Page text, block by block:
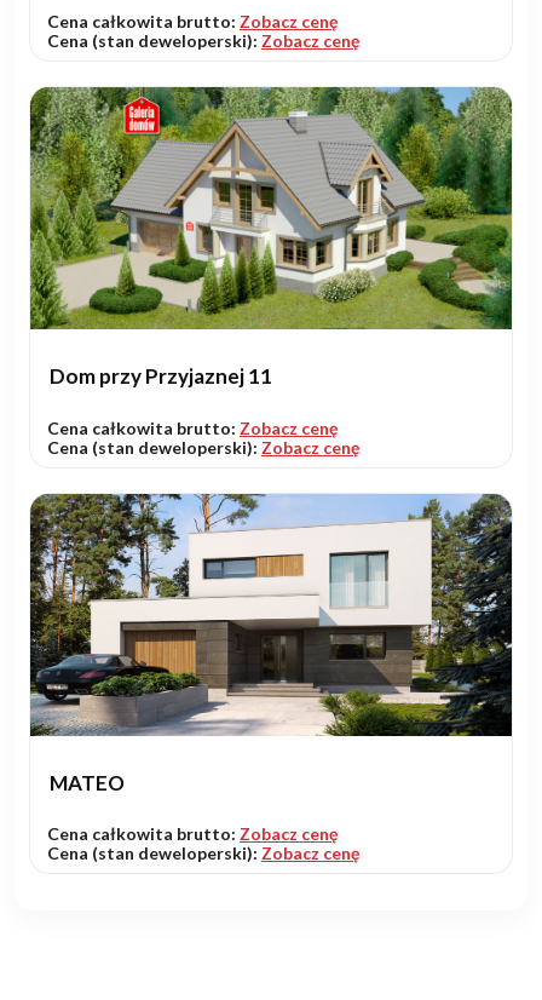
Cena całkowita brutto: Zobacz cenę
Cena (stan deweloperski): Zobacz cenę
Dom przy Przyjaznej 11
Cena całkowita brutto: Zobacz cenę
Cena (stan deweloperski): Zobacz cenę
MATEO
Cena całkowita brutto: Zobacz cenę
Cena (stan deweloperski): Zobacz cenę